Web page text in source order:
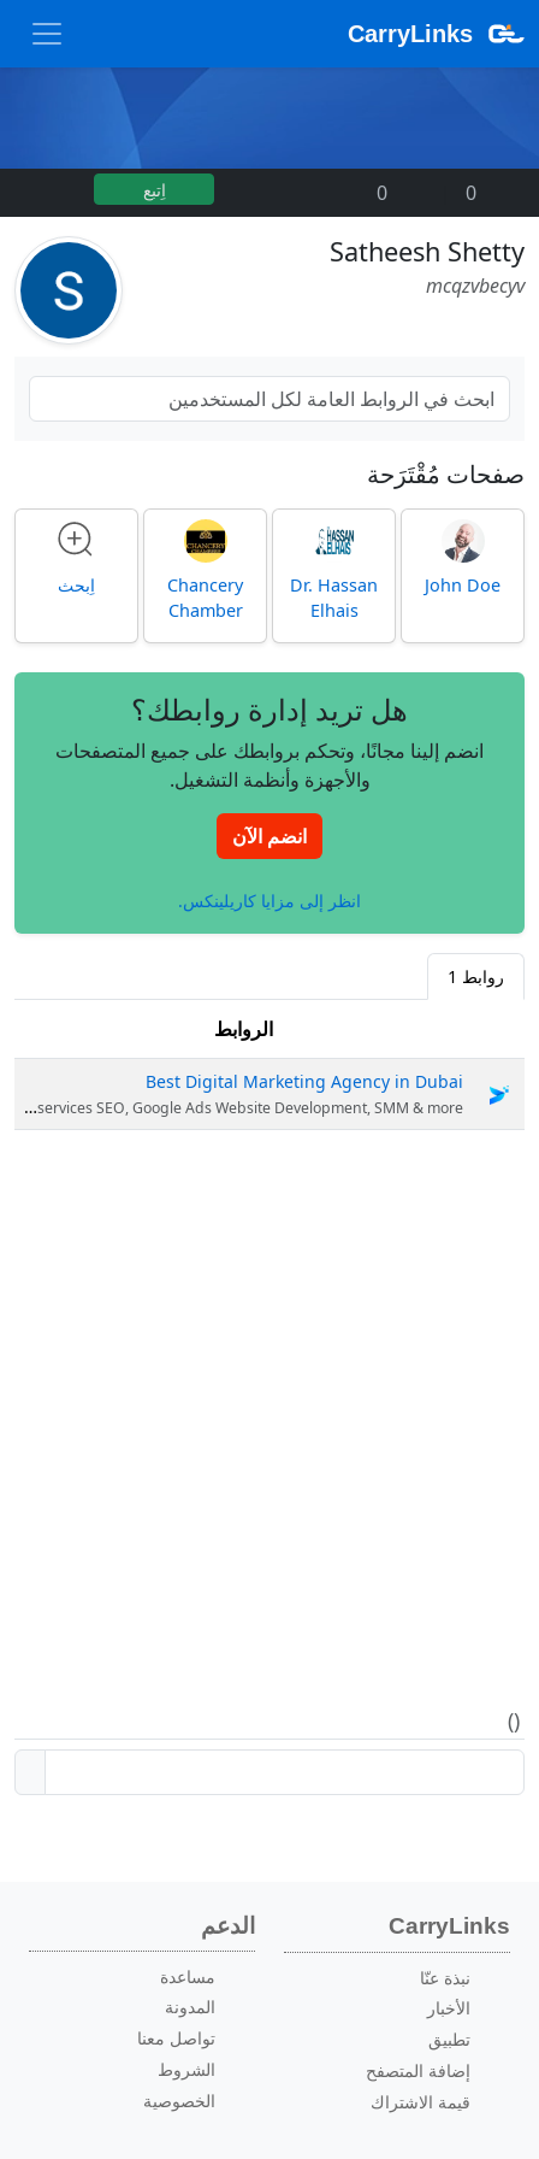
CarryLinks
0
0 اِتبع
Satheesh Shetty
mcqzvbecyv
صفحات مُقْتَرَحة
John Doe
Dr. Hassan
Elhais
Chancery
Chamber
اِبحث
هل تريد إدارة روابطك؟
انضم إلينا مجانًا، وتحكم بروابطك على جميع المتصفحات
والأجهزة وأنظمة التشغيل.
انضم الآن
انظر إلى مزايا كاريلينكس.
روابط 1
الروابط
Best Digital Marketing Agency in Dubai
We are one of the best digital marketing service providers in Dubai with a wide range of online marketing services SEO, Google Ads Website Development, SMM & more
(
)
CarryLinks
نبذة عنّا
الأخبار
تطبيق
إضافة المتصفح
قيمة الاشتراك
الدعم
مساعدة
المدونة
تواصل معنا
الشروط
الخصوصية